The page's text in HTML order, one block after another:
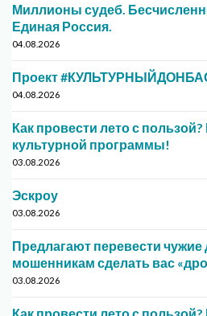
Миллионы судеб.
Единая Россия.
04.08.2026
Проект
04.08.2026
Как провести лето с
культурной программы!
03.08.2026
Эскроу
03.08.2026
Предлагают перевести чужие
мошенникам сделать вас
03.08.2026